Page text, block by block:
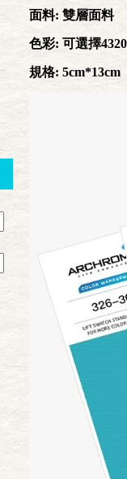
面料: 雙層面料
色彩: 可選擇
規格: 5cm*13cm